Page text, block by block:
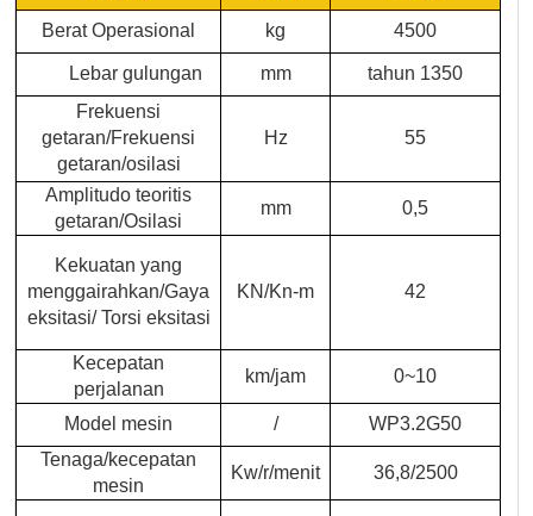
Berat Operasional kg 4500
Lebar gulungan mm
tahun 1350
Frekuensi
getaran/Frekuensi
getaran/osilasi
Hz 55
Amplitudo teoritis
getaran/Osilasi
mm 0,5
Kekuatan yang
menggairahkan/Gaya
eksitasi/ Torsi eksitasi
KN/Kn-m 42
Kecepatan
perjalanan
km/jam 0~10
Model mesin /
WP3.2G50
Tenaga/kecepatan
mesin
Kw/r/menit 36,8/2500